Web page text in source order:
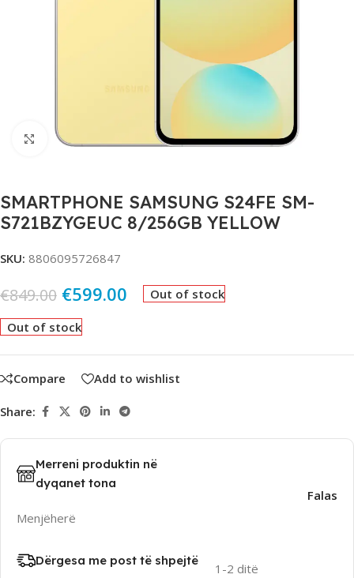
Click to enlarge
SMARTPHONE SAMSUNG S24FE SM-
S721BZYGEUC 8/256GB YELLOW
SKU: 8806095726847
€849.00 €599.00 Out of stock
Out of stock
Compare Add to wishlist
Share:
Merreni produktin në
dyqanet tona
Menjëherë
Falas
Dërgesa me post të shpejtë
1-2 ditë